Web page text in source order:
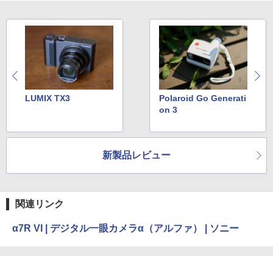
LUMIX TX3
Polaroid Go Generati
on 3
新製品レビュー
関連リンク
α7R VI | デジタル一眼カメラα（アルファ） | ソニー